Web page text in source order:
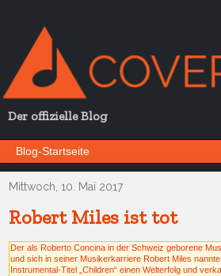
Der offizielle Blog
Mittwoch, 10. Mai 2017
Robert Miles ist tot
Der als Roberto Concina in der Schweiz geborene
und sich in seiner Musikerkarriere Robert Miles
Instrumental-Titel „Children“ einen Welterfolg und